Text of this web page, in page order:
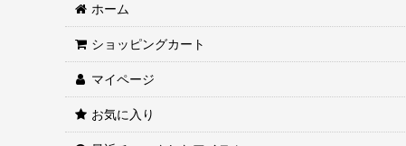
ホーム
ショッピングカート
マイページ
お気に入り